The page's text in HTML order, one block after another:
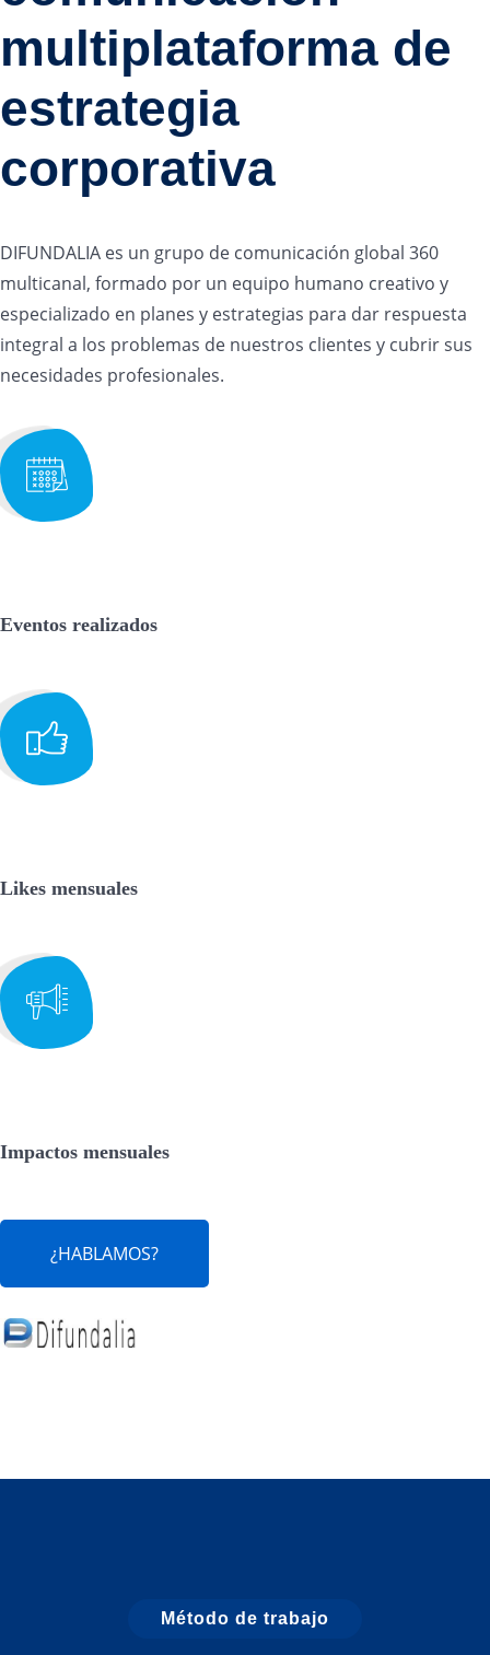
multiplataforma de
estrategia
corporativa
DIFUNDALIA es un grupo de comunicación global 360
multicanal, formado por un equipo humano creativo y
especializado en planes y estrategias para dar respuesta
integral a los problemas de nuestros clientes y cubrir sus
necesidades profesionales.
Eventos realizados
Likes mensuales
Impactos mensuales
¿HABLAMOS?
Método de trabajo